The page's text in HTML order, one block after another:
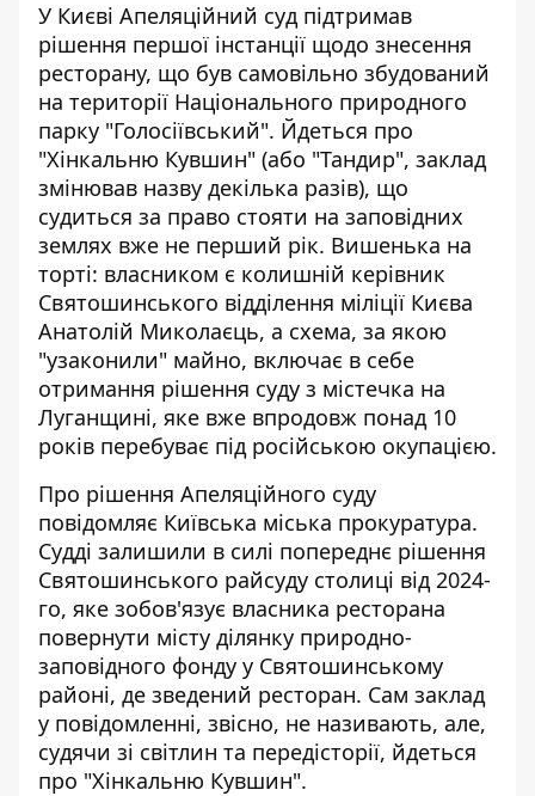
У Києві Апеляційний суд підтримав
рішення першої інстанції щодо знесення
ресторану, що був самовільно збудований
на території Національного природного
парку "Голосіївський". Йдеться про
"Хінкальню Кувшин" (або "Тандир", заклад
змінював назву декілька разів), що
судиться за право стояти на заповідних
землях вже не перший рік. Вишенька на
торті: власником є колишній керівник
Святошинського відділення міліції Києва
Анатолій Миколаєць, а схема, за якою
"узаконили" майно, включає в себе
отримання рішення суду з містечка на
Луганщині, яке вже впродовж понад 10
років перебуває під російською окупацією.
Про рішення Апеляційного суду
повідомляє Київська міська прокуратура.
Судді залишили в силі попереднє рішення
Святошинського райсуду столиці від 2024-
го, яке зобов'язує власника ресторана
повернути місту ділянку природно-
заповідного фонду у Святошинському
районі, де зведений ресторан. Сам заклад
у повідомленні, звісно, не називають, але,
судячи зі світлин та передісторії, йдеться
про "Хінкальню Кувшин".